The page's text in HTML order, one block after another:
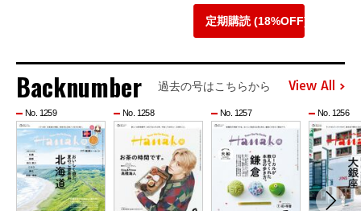
定期購読 (18%OFF)
Backnumber 過去の号はこちらから View All
No. 1259 No. 1258 No. 1257 No. 1256